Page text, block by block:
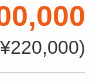
¥220,000)